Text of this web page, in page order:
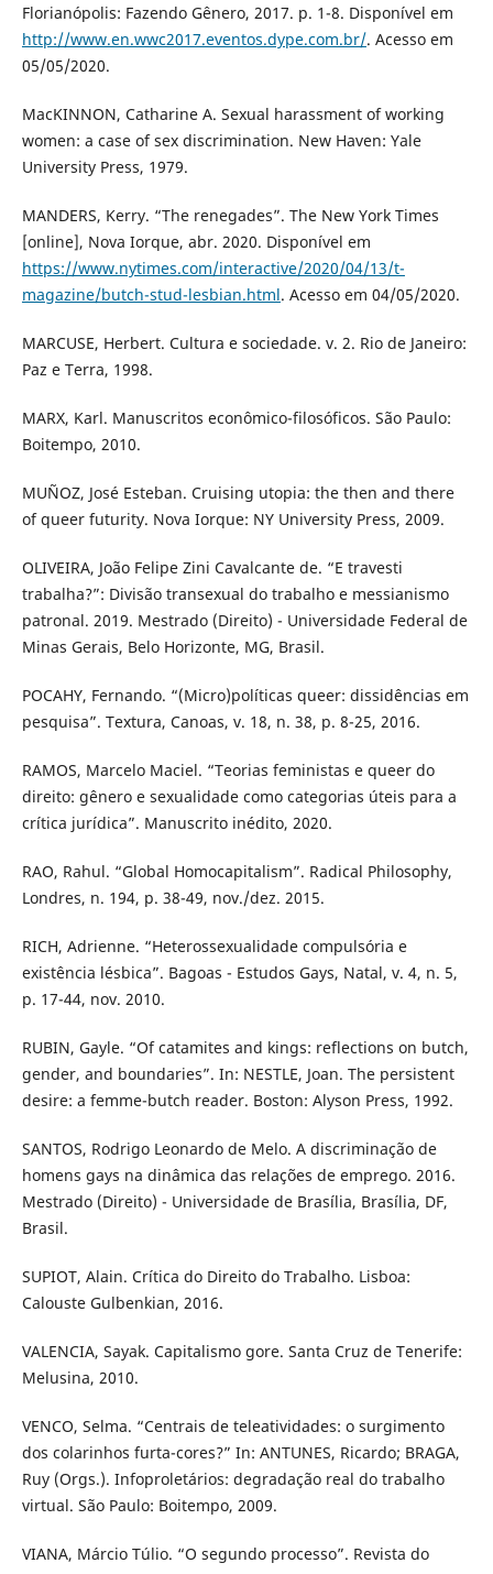
Florianópolis: Fazendo Gênero, 2017. p. 1-8. Disponível em
http://www.en.wwc2017.eventos.dype.com.br/. Acesso em
05/05/2020.
MacKINNON, Catharine A. Sexual harassment of working
women: a case of sex discrimination. New Haven: Yale
University Press, 1979.
MANDERS, Kerry. “The renegades”. The New York Times
[online], Nova Iorque, abr. 2020. Disponível em
https://www.nytimes.com/interactive/2020/04/13/t-
magazine/butch-stud-lesbian.html. Acesso em 04/05/2020.
MARCUSE, Herbert. Cultura e sociedade. v. 2. Rio de Janeiro:
Paz e Terra, 1998.
MARX, Karl. Manuscritos econômico-filosóficos. São Paulo:
Boitempo, 2010.
MUÑOZ, José Esteban. Cruising utopia: the then and there
of queer futurity. Nova Iorque: NY University Press, 2009.
OLIVEIRA, João Felipe Zini Cavalcante de. “E travesti
trabalha?”: Divisão transexual do trabalho e messianismo
patronal. 2019. Mestrado (Direito) - Universidade Federal de
Minas Gerais, Belo Horizonte, MG, Brasil.
POCAHY, Fernando. “(Micro)políticas queer: dissidências em
pesquisa”. Textura, Canoas, v. 18, n. 38, p. 8-25, 2016.
RAMOS, Marcelo Maciel. “Teorias feministas e queer do
direito: gênero e sexualidade como categorias úteis para a
crítica jurídica”. Manuscrito inédito, 2020.
RAO, Rahul. “Global Homocapitalism”. Radical Philosophy,
Londres, n. 194, p. 38-49, nov./dez. 2015.
RICH, Adrienne. “Heterossexualidade compulsória e
existência lésbica”. Bagoas - Estudos Gays, Natal, v. 4, n. 5,
p. 17-44, nov. 2010.
RUBIN, Gayle. “Of catamites and kings: reflections on butch,
gender, and boundaries”. In: NESTLE, Joan. The persistent
desire: a femme-butch reader. Boston: Alyson Press, 1992.
SANTOS, Rodrigo Leonardo de Melo. A discriminação de
homens gays na dinâmica das relações de emprego. 2016.
Mestrado (Direito) - Universidade de Brasília, Brasília, DF,
Brasil.
SUPIOT, Alain. Crítica do Direito do Trabalho. Lisboa:
Calouste Gulbenkian, 2016.
VALENCIA, Sayak. Capitalismo gore. Santa Cruz de Tenerife:
Melusina, 2010.
VENCO, Selma. “Centrais de teleatividades: o surgimento
dos colarinhos furta-cores?” In: ANTUNES, Ricardo; BRAGA,
Ruy (Orgs.). Infoproletários: degradação real do trabalho
virtual. São Paulo: Boitempo, 2009.
VIANA, Márcio Túlio. “O segundo processo”. Revista do